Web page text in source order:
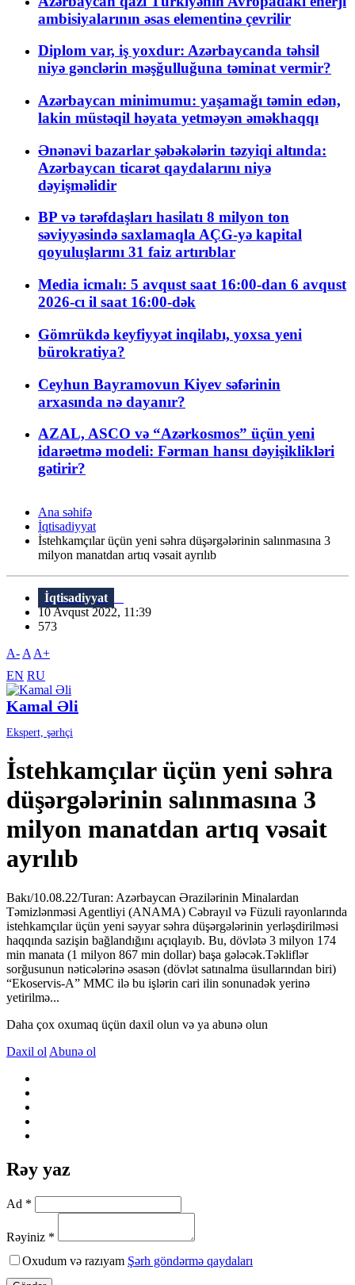
ambisiyalarının əsas elementinə çevrilir
Diplom var, iş yoxdur: Azərbaycanda təhsil
niyə gənclərin məşğulluğuna təminat vermir?
Azərbaycan minimumu: yaşamağı təmin edən,
lakin müstəqil həyata yetməyən əməkhaqqı
Ənənəvi bazarlar şəbəkələrin təzyiqi altında:
Azərbaycan ticarət qaydalarını niyə
dəyişməlidir
BP və tərəfdaşları hasilatı 8 milyon ton
səviyyəsində saxlamaqla AÇG-yə kapital
qoyuluşlarını 31 faiz artırıblar
Media icmalı: 5 avqust saat 16:00-dan 6 avqust
2026-cı il saat 16:00-dək
Gömrükdə keyfiyyət inqilabı, yoxsa yeni
bürokratiya?
Ceyhun Bayramovun Kiyev səfərinin
arxasında nə dayanır?
AZAL, ASCO və “Azərkosmos” üçün yeni
idarəetmə modeli: Fərman hansı dəyişiklikləri
gətirir?
Ana səhifə
İqtisadiyyat
İstehkamçılar üçün yeni səhra düşərgələrinin salınmasına 3
milyon manatdan artıq vəsait ayrılıb
İqtisadiyyat
10 Avqust 2022, 11:39
573
A- A A+
EN RU
Kamal Əli
Ekspert, şərhçi
İstehkamçılar üçün yeni səhra
düşərgələrinin salınmasına 3
milyon manatdan artıq vəsait
ayrılıb
Bakı/10.08.22/Turan: Azərbaycan Ərazilərinin Minalardan
Təmizlənməsi Agentliyi (ANAMA) Cəbrayıl və Füzuli rayonlarında
istehkamçılar üçün yeni səyyar səhra düşərgələrinin yerləşdirilməsi
haqqında sazişin bağlandığını açıqlayıb. Bu, dövlətə 3 milyon 174
min manata (1 milyon 867 min dollar) başa gələcək.Təkliflər
sorğusunun nəticələrinə əsasən (dövlət satınalma üsullarından biri)
“Ekoservis-A” MMC ilə bu işlərin cari ilin sonunadək yerinə
yetirilmə...
Daha çox oxumaq üçün daxil olun və ya abunə olun
Daxil ol Abunə ol
Rəy yaz
Ad *
Rəyiniz *
Oxudum və razıyam Şərh göndərmə qaydaları